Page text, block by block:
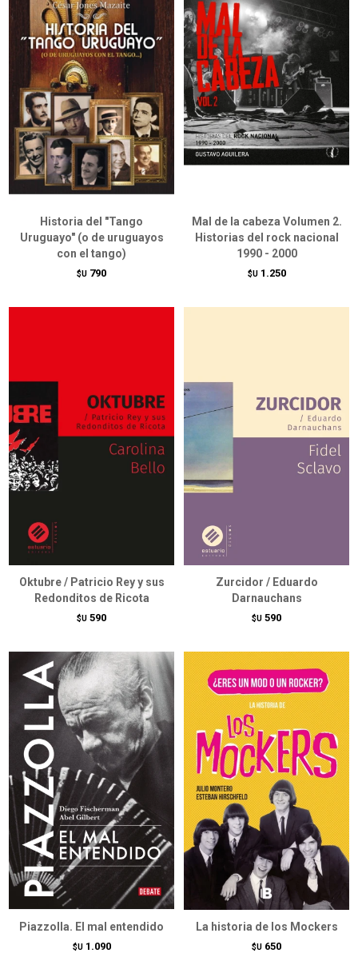
Historia del "Tango
Uruguayo" (o de uruguayos
con el tango)
$U 790
Mal de la cabeza Volumen 2.
Historias del rock nacional
1990 - 2000
$U 1.250
Oktubre / Patricio Rey y sus
Redonditos de Ricota
$U 590
Zurcidor / Eduardo
Darnauchans
$U 590
Piazzolla. El mal entendido
$U 1.090
La historia de los Mockers
$U 650